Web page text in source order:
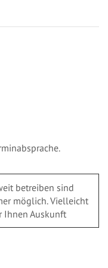
betreiben sind
möglich. Vielleicht
Ihnen Auskunft